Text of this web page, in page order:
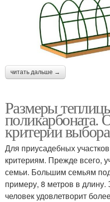
читать дальше →
Размеры
поликарбоната.
критерии выбора
Для приусадебных
критериям. Прежде всего,
семьи. Большим семьям
примеру, 8 метров в
человек удовлетворит